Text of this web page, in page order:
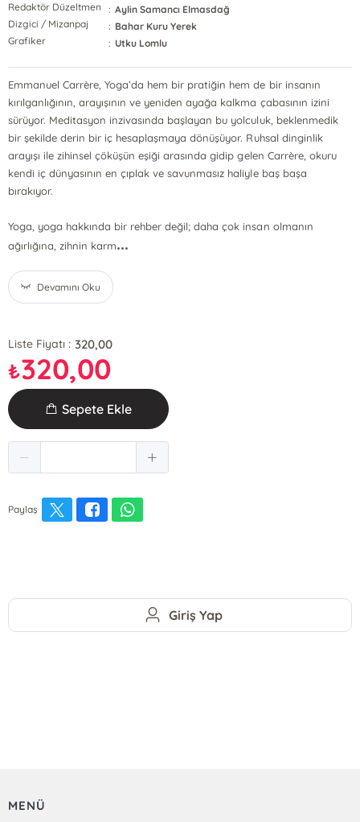
Redaktör Düzeltmen
: Aylin Samancı Elmasdağ
Dizgici / Mizanpaj
: Bahar Kuru Yerek
Grafiker
: Utku Lomlu
Emmanuel Carrère, Yoga’da hem bir pratiğin hem de bir insanın
kırılganlığının, arayışının ve yeniden ayağa kalkma çabasının izini
sürüyor. Meditasyon inzivasında başlayan bu yolculuk, beklenmedik
bir şekilde derin bir iç hesaplaşmaya dönüşüyor. Ruhsal dinginlik
arayışı ile zihinsel çöküşün eşiği arasında gidip gelen Carrère, okuru
kendi iç dünyasının en çıplak ve savunmasız haliyle baş başa
bırakıyor.
Yoga, yoga hakkında bir rehber değil; daha çok insan olmanın
ağırlığına, zihnin karm...
Devamını Oku
Liste Fiyatı : 320,00
₺320,00
Sepete Ekle
Paylaş
Giriş Yap
MENÜ